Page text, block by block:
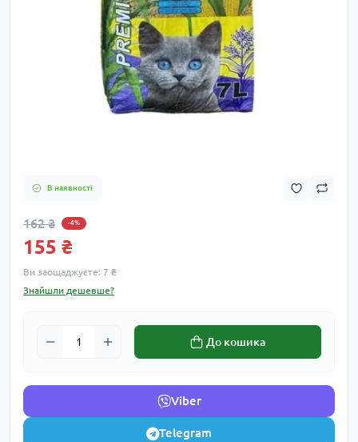
В наявності
162 ₴ -4%
155 ₴
Ви заощаджуєте: 7 ₴
Знайшли дешевше?
До кошика
Viber
Telegram